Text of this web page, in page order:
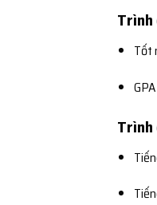
Trình
Tốt
Trình